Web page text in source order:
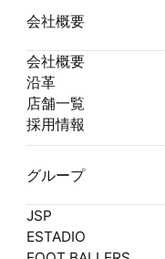
会社概要
会社概要
沿革
店舗一覧
採用情報
グループ
JSP
ESTADIO